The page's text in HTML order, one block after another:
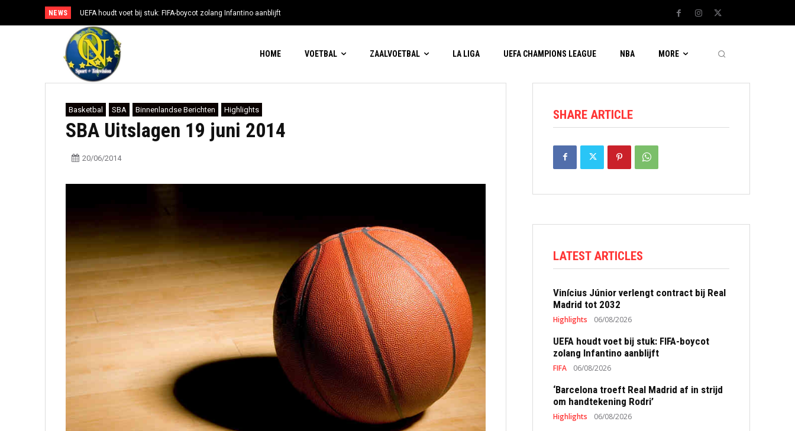
NEWS UEFA houdt voet bij stuk: FIFA-boycot zolang Infantino aanblijft
HOME VOETBAL ZAALVOETBAL LA LIGA UEFA CHAMPIONS LEAGUE NBA MORE
Basketbal SBA Binnenlandse Berichten Highlights
SBA Uitslagen 19 juni 2014
20/06/2014
SHARE ARTICLE
LATEST ARTICLES
Vinícius Júnior verlengt contract bij Real
Madrid tot 2032
Highlights 06/08/2026
UEFA houdt voet bij stuk: FIFA-boycot
zolang Infantino aanblijft
FIFA 06/08/2026
‘Barcelona troeft Real Madrid af in strijd
om handtekening Rodri’
Highlights 06/08/2026